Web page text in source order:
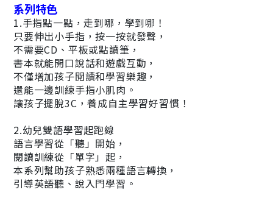
系列特色
1.手指點一點，走到哪，學到哪！
只要伸出小手指，按一按就發聲，
不需要CD、平板或點讀筆，
書本就能開口說話和遊戲互動，
不僅增加孩子閱讀和學習樂趣，
還能一邊訓練手指小肌肉。
讓孩子擺脫3C，養成自主學習好習慣！
2.幼兒雙語學習起跑線
語言學習從「聽」開始，
閱讀訓練從「單字」起，
本系列幫助孩子熟悉兩種語言轉換，
引導英語聽、說入門學習。